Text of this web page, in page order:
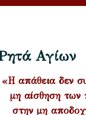
Αγίων
«Η απάθεια δεν
μη αίσθηση
στην μη